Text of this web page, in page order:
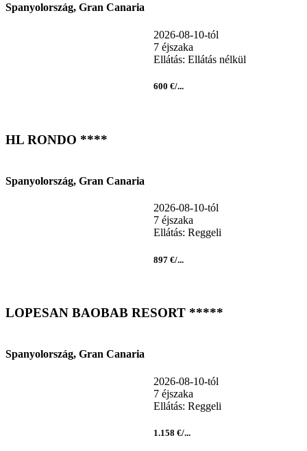
Spanyolország, Gran Canaria
2026-08-10-tól
7 éjszaka
Ellátás: Ellátás nélkül
600 €/...
HL RONDO ****
Spanyolország, Gran Canaria
2026-08-10-tól
7 éjszaka
Ellátás: Reggeli
897 €/...
LOPESAN BAOBAB RESORT *****
Spanyolország, Gran Canaria
2026-08-10-tól
7 éjszaka
Ellátás: Reggeli
1.158 €/...